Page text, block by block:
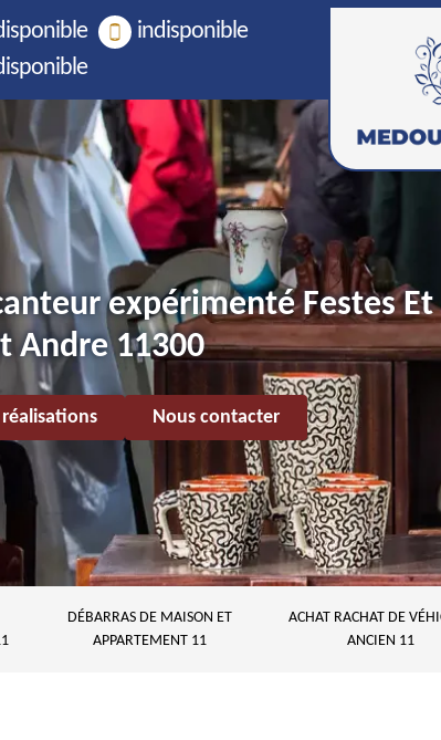
indisponible
expérimenté Festes Et
Andre 11300
réalisations Nous contacter
DÉBARRAS DE MAISON ET
APPARTEMENT 11
ACHAT RACHAT DE
ANCIEN 11